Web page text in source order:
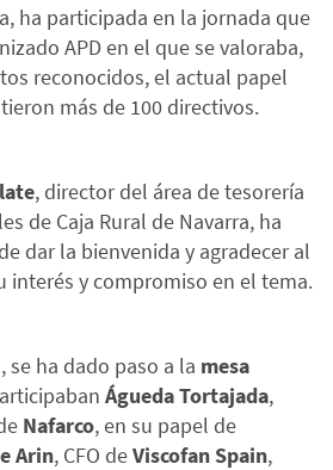
ha participada en la jornada que
APD en el que se valoraba,
reconocidos, el actual papel
más de 100 directivos.
, director del área de tesorería
de Caja Rural de Navarra, ha
dar la bienvenida y agradecer al
interés y compromiso en el tema.
se ha dado paso a la mesa
Águeda Tortajada,
Nafarco, en su papel de
Arin, CFO deViscofan Spain,